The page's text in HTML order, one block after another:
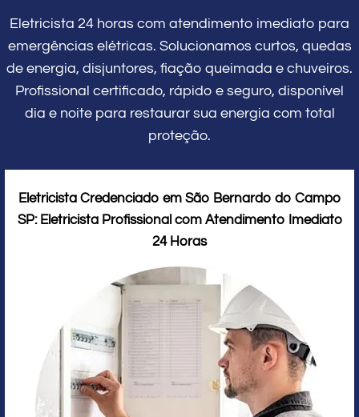
Eletricista 24 horas com atendimento imediato para
emergências elétricas. Solucionamos curtos, quedas
de energia, disjuntores, fiação queimada e chuveiros.
Profissional certificado, rápido e seguro, disponível
dia e noite para restaurar sua energia com total
proteção.
Eletricista Credenciado em São Bernardo do Campo
SP: Eletricista Profissional com Atendimento Imediato
24 Horas